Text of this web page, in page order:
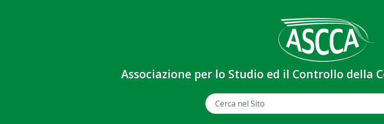
Associazione per lo Studio ed il Controllo della